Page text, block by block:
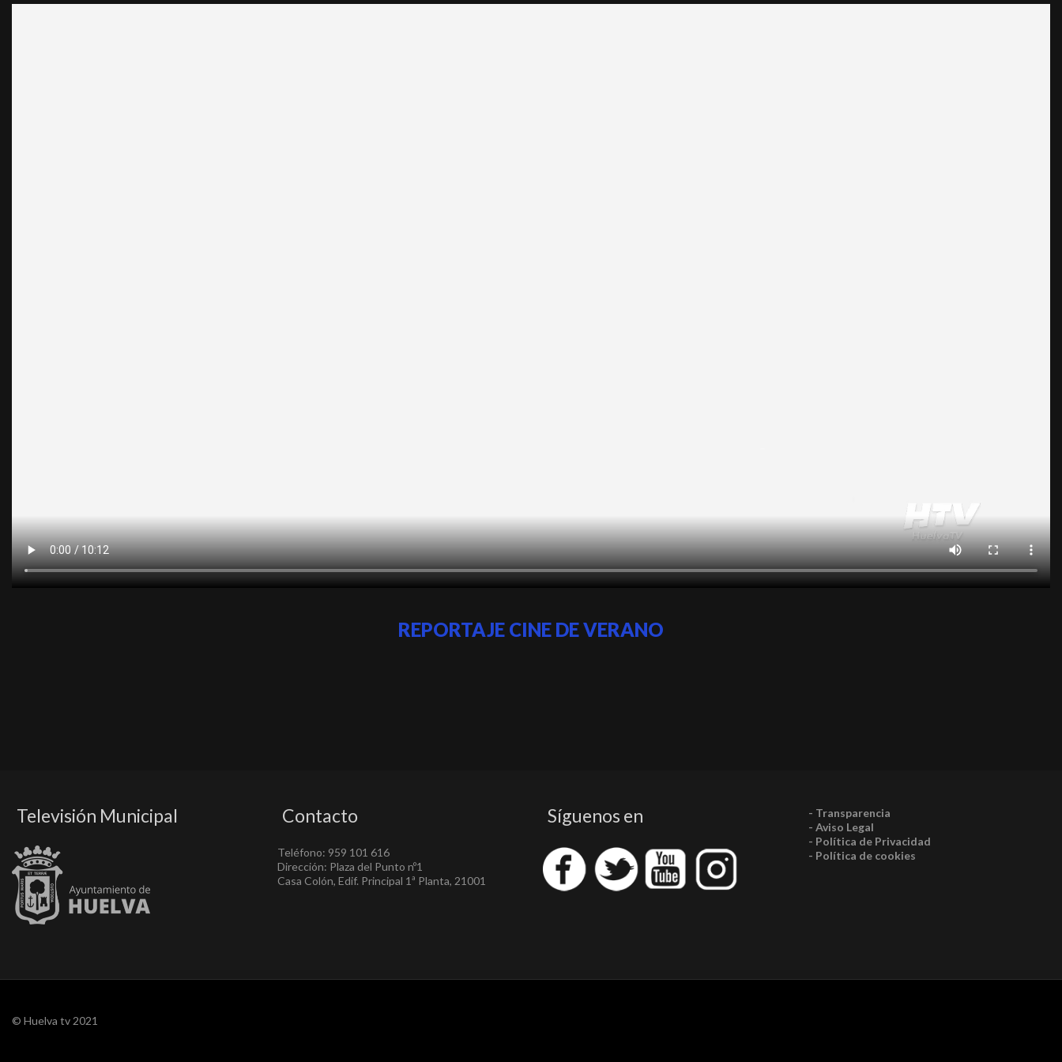
REPORTAJE CINE DE VERANO
Televisión Municipal Contacto
Teléfono: 959 101 616
Dirección: Plaza del Punto nº1
Casa Colón, Edif. Principal 1ª Planta, 21001
Síguenos en
- Transparencia
- Aviso Legal
- Política de Privacidad
- Política de cookies
© Huelva tv 2021